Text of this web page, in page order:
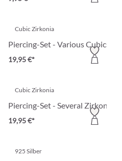
Cubic Zirkonia
Piercing-Set - Various Cubics
19,95 €*
Cubic Zirkonia
Piercing-Set - Several Zirkonias
19,95 €*
925 Silber